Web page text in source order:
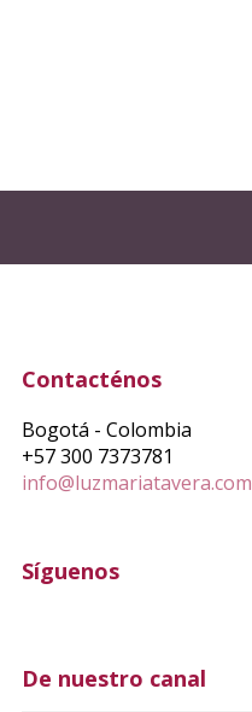
Contacténos
Bogotá - Colombia
+57 300 7373781
info@luzmariatavera.com
Síguenos
De nuestro canal